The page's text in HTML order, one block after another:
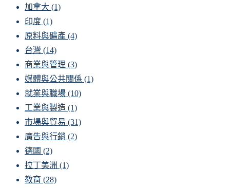
加拿大 (1)
印度 (1)
原料與礦產 (4)
台灣 (14)
商業與管理 (3)
媒體與公共關係 (1)
就業與職場 (10)
工業與製造 (1)
市場與貿易 (31)
廣告與行銷 (2)
德國 (2)
拉丁美洲 (1)
教育 (28)